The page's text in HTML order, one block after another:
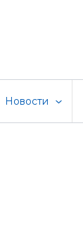
Новости